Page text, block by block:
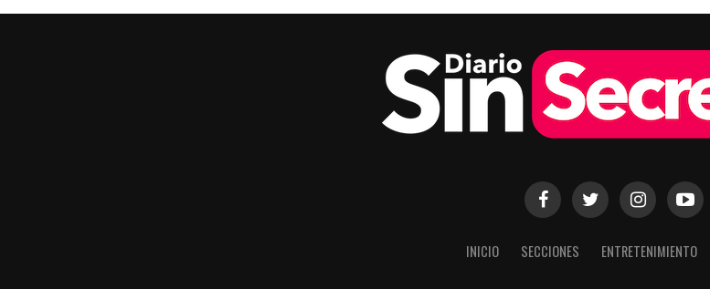
INICIO SECCIONES ENTRETENIMIENTO